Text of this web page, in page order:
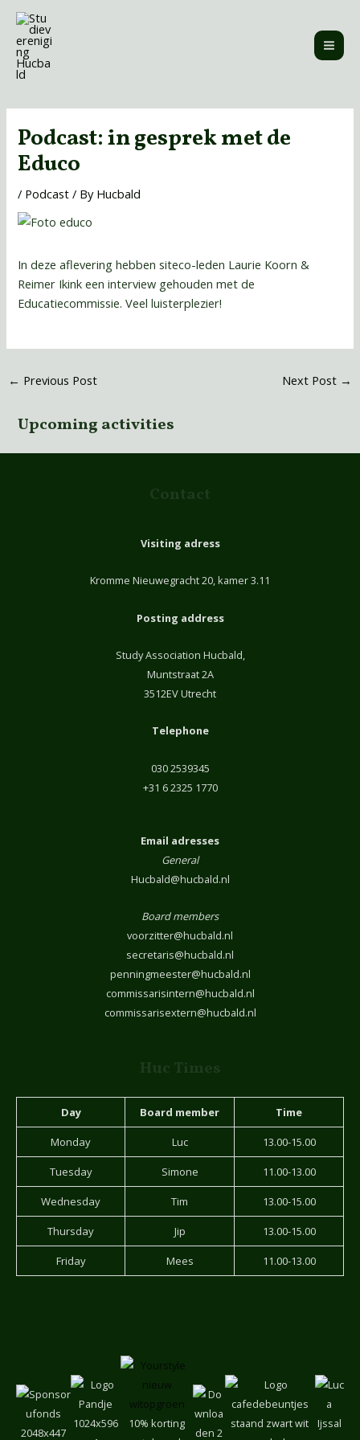
Skip
content
Podcast: in gesprek met de
Educo
/ Podcast / By Hucbald
In deze aflevering hebben siteco-leden Laurie Koorn &
Reimer Ikink een interview gehouden met de
Educatiecommissie. Veel luisterplezier!
← Previous Post Next Post →
Upcoming activities
Contact
Visiting adress
Kromme Nieuwegracht 20, kamer 3.11
Posting address
Study Association Hucbald,
Muntstraat 2A
3512EV Utrecht
Telephone
030 2539345
+31 6 2325 1770
Email adresses
General
Hucbald@hucbald.nl
Board members
voorzitter@hucbald.nl
secretaris@hucbald.nl
penningmeester@hucbald.nl
commissarisintern@hucbald.nl
commissarisextern@hucbald.nl
Huc Times
Day Board member Time
Monday Luc 13.00-15.00
Tuesday Simone 11.00-13.00
Wednesday Tim 13.00-15.00
Thursday Jip 13.00-15.00
Friday Mees 11.00-13.00
10% korting